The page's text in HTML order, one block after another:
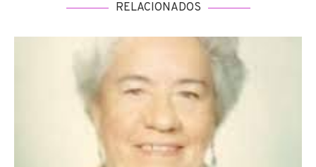
RELACIONADOS